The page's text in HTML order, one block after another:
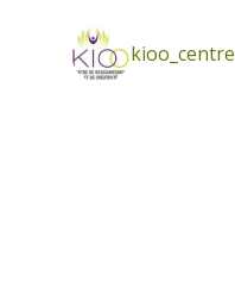
kioo_centre